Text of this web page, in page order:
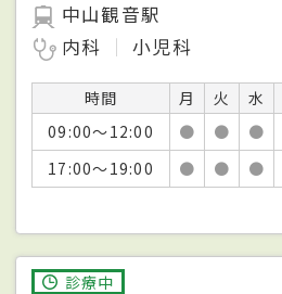
中山観音駅
内科
小児科
時間 月 火 水
09:00～12:00
● ● ●
17:00～19:00
● ● ●
診療中